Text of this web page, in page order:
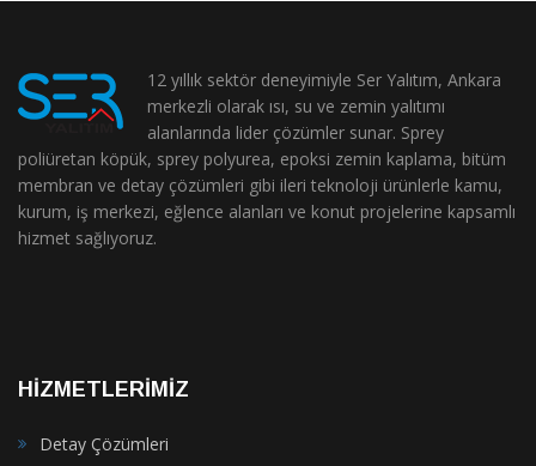
12 yıllık sektör deneyimiyle Ser Yalıtım, Ankara
merkezli olarak ısı, su ve zemin yalıtımı
alanlarında lider çözümler sunar. Sprey
poliüretan köpük, sprey polyurea, epoksi zemin kaplama, bitüm
membran ve detay çözümleri gibi ileri teknoloji ürünlerle kamu,
kurum, iş merkezi, eğlence alanları ve konut projelerine kapsamlı
hizmet sağlıyoruz.
HİZMETLERİMİZ
Detay Çözümleri